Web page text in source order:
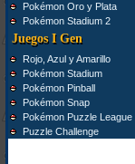
Pokémon Oro y Plata
Pokémon Stadium 2
Juegos I Gen
Rojo, Azul y Amarillo
Pokémon Stadium
Pokémon Pinball
Pokémon Snap
Pokémon Puzzle League
Puzzle Challenge